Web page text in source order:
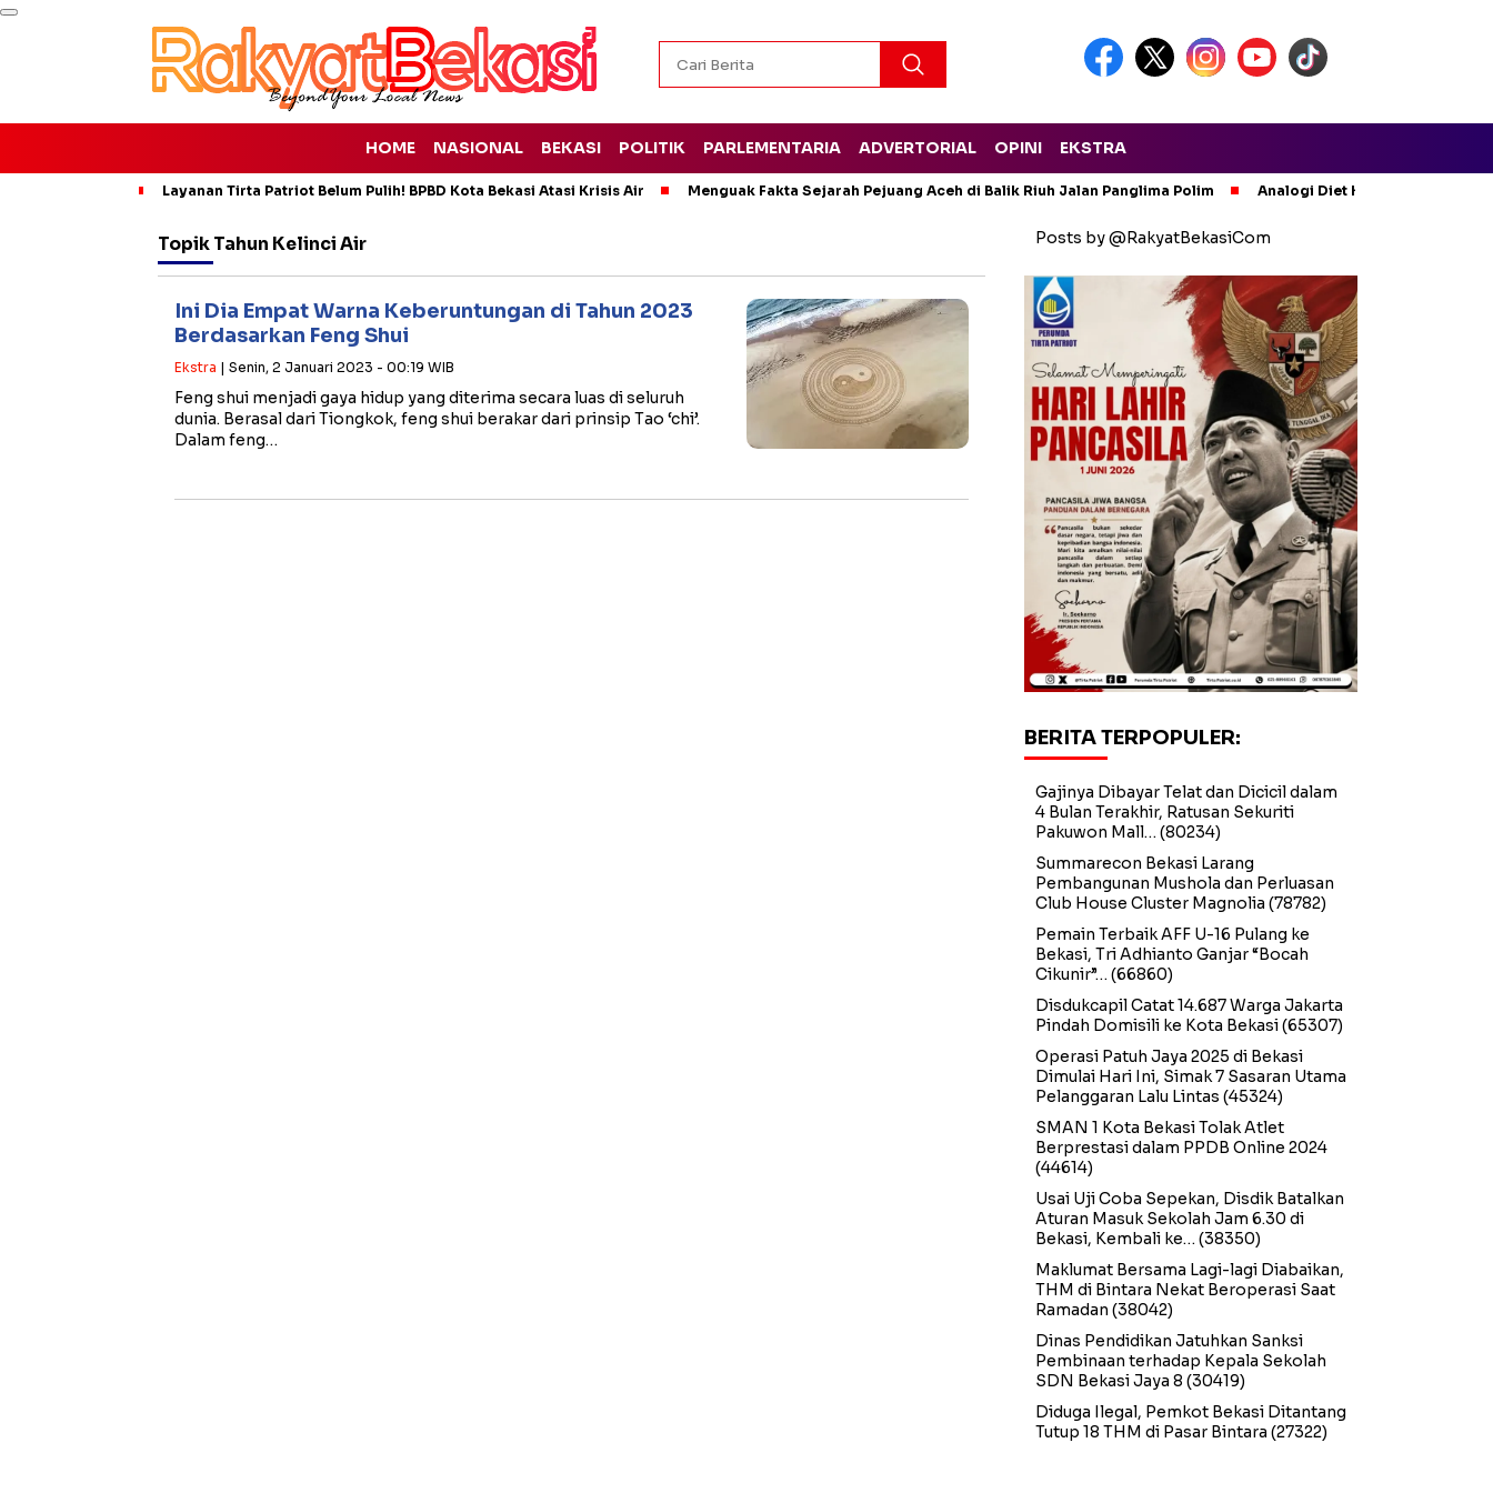
HOME NASIONAL BEKASI POLITIK PARLEMENTARIA ADVERTORIAL OPINI EKSTRA
Layanan Tirta Patriot Belum Pulih! BPBD Kota Bekasi Atasi Krisis Air Menguak Fakta Sejarah Pejuang Aceh di Balik Riuh Jalan Panglima Polim Analogi Diet Korupsi: Alarm
Topik Tahun Kelinci Air
Ini Dia Empat Warna Keberuntungan di Tahun 2023
Berdasarkan Feng Shui
Ekstra | Senin, 2 Januari 2023 - 00:19 WIB
Feng shui menjadi gaya hidup yang diterima secara luas di seluruh
dunia. Berasal dari Tiongkok, feng shui berakar dari prinsip Tao ‘chi’.
Dalam feng…
Posts by @RakyatBekasiCom
BERITA TERPOPULER:
Gajinya Dibayar Telat dan Dicicil dalam
4 Bulan Terakhir, Ratusan Sekuriti
Pakuwon Mall… (80234)
Summarecon Bekasi Larang
Pembangunan Mushola dan Perluasan
Club House Cluster Magnolia (78782)
Pemain Terbaik AFF U-16 Pulang ke
Bekasi, Tri Adhianto Ganjar “Bocah
Cikunir”… (66860)
Disdukcapil Catat 14.687 Warga Jakarta
Pindah Domisili ke Kota Bekasi(65307)
Operasi Patuh Jaya 2025 di Bekasi
Dimulai Hari Ini, Simak 7 Sasaran Utama
Pelanggaran Lalu Lintas (45324)
SMAN 1 Kota Bekasi Tolak Atlet
Berprestasi dalam PPDB Online 2024
(44614)
Usai Uji Coba Sepekan, Disdik Batalkan
Aturan Masuk Sekolah Jam 6.30 di
Bekasi, Kembali ke… (38350)
Maklumat Bersama Lagi-lagi Diabaikan,
THM di Bintara Nekat Beroperasi Saat
Ramadan (38042)
Dinas Pendidikan Jatuhkan Sanksi
Pembinaan terhadap Kepala Sekolah
SDN Bekasi Jaya 8 (30419)
Diduga Ilegal, Pemkot Bekasi Ditantang
Tutup 18 THM di Pasar Bintara (27322)